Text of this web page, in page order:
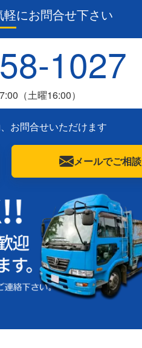
にお問合せ下さい
1027
（土曜16:00）
お問合せいただけます
メールでご相談